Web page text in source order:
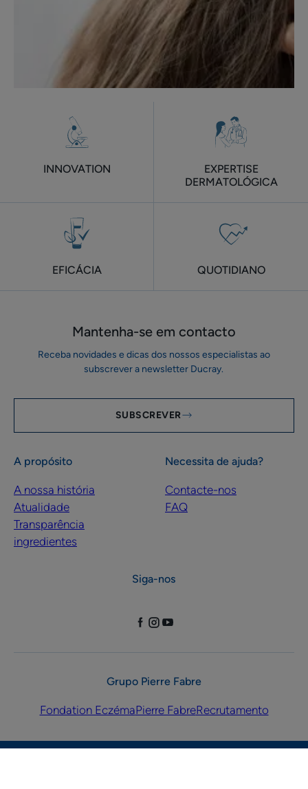
INNOVATION
EXPERTISE
DERMATOLÓGICA
EFICÁCIA QUOTIDIANO
Mantenha-se em ​contacto
Receba novidades e dicas dos nossos especialistas ao
subscrever a newsletter Ducray.
SUBSCREVER
A propósito
A nossa história
Atualidade
Transparência
ingredientes
Necessita de ajuda?
Contacte-nos
FAQ
Siga-nos
Grupo Pierre Fabre
Fondation EczémaPierre FabreRecrutamento